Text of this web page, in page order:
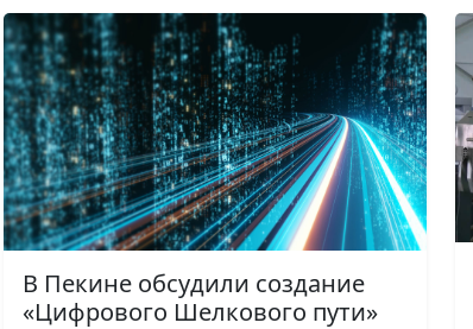
В Пекине обсудили создание
«Цифрового Шелкового пути»